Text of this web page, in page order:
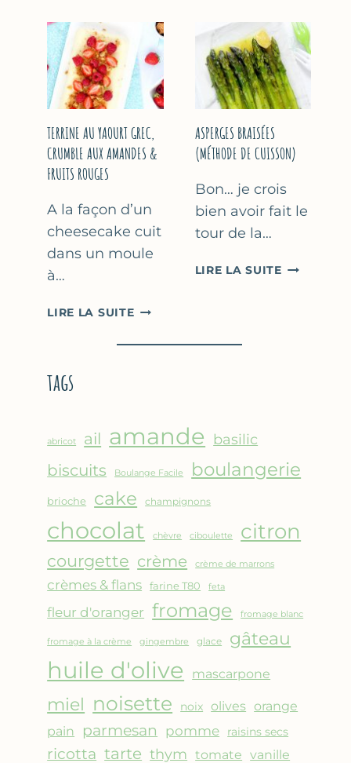
FRAISE
YAOURT
GREC
TERRINE AU YAOURT GREC,
CRUMBLE AUX AMANDES &
FRUITS ROUGES
A la façon d’un
cheesecake cuit
dans un moule
à…
LIRE LA SUITETERRINE
YAOURT
&
ROUGES
ASPERGES BRAISÉES
(MÉTHODE DE CUISSON)
Bon… je crois
bien avoir fait le
tour de la…
LIRE LA SUITEASPERGES
tags
abricot ail amande basilic
biscuits Boulange Facile boulangerie
brioche cake champignons
chocolat chèvre ciboulette citron
courgette crème crème de marrons
crèmes & flans farine T80 feta
fleur d'oranger fromage fromage blanc
fromage à la crème gingembre glace gâteau
huile d'olive mascarpone
miel noisette noix olives orange
pain
parmesan pomme raisins secs
ricotta tarte thym tomate vanille